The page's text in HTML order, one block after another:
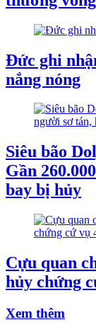
Đức ghi
nắng nóng
Siêu bão
Gần
bay bị hủy
Cựu quan
hủy chứng
Xem thêm